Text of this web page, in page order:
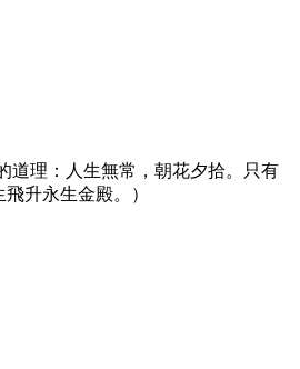
道理：人生無常，朝花夕拾。只有
升永生金殿。）